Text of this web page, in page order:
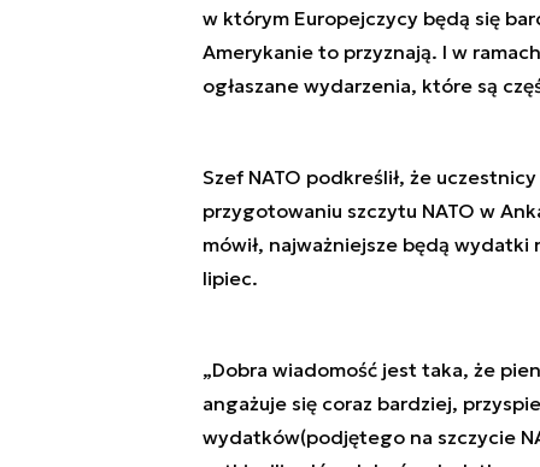
w którym Europejczycy będą się
Amerykanie to przyznają. I w
ogłaszane wydarzenia, które są
Szef NATO podkreślił, że
przygotowaniu szczytu NATO w
mówił, najważniejsze będą
lipiec.
„Dobra wiadomość jest taka, że
angażuje się coraz bardziej,
wydatków(podjętego na szczycie